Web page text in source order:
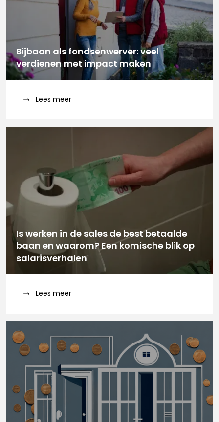
Bijbaan als fondsenwerver: veel
verdienen met impact maken
Lees meer
Is werken in de sales de best betaalde
baan en waarom? Een komische blik op
salarisverhalen
Lees meer